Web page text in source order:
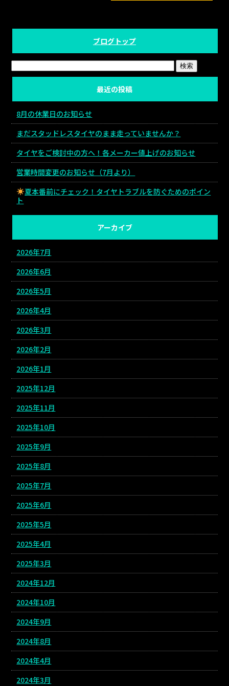
ブログトップ
最近の投稿
8月の休業日のお知らせ
まだスタッドレスタイヤのまま走っていませんか？
タイヤをご検討中の方へ！各メーカー値上げのお知らせ
営業時間変更のお知らせ（7月より）
夏本番前にチェック！タイヤトラブルを防ぐためのポイン
ト
アーカイブ
2026年7月
2026年6月
2026年5月
2026年4月
2026年3月
2026年2月
2026年1月
2025年12月
2025年11月
2025年10月
2025年9月
2025年8月
2025年7月
2025年6月
2025年5月
2025年4月
2025年3月
2024年12月
2024年10月
2024年9月
2024年8月
2024年4月
2024年3月